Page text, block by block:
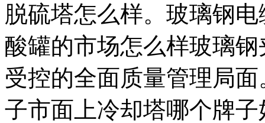
脱硫塔怎么样。玻璃钢
酸罐的市场怎么样玻璃
受控的全面质量管理局
子市面上冷却塔哪个牌